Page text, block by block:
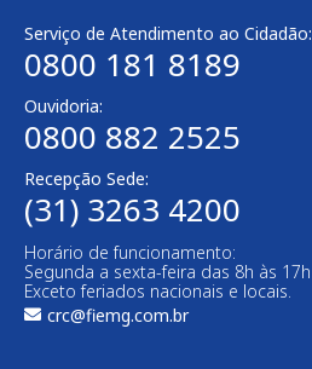
Serviço de Atendimento ao Cidadão:
0800 181 8189
Ouvidoria:
0800 882 2525
Recepção Sede:
(31) 3263 4200
Horário de funcionamento:
Segunda a sexta-feira das 8h às 17h
Exceto feriados nacionais e locais.
crc@fiemg.com.br